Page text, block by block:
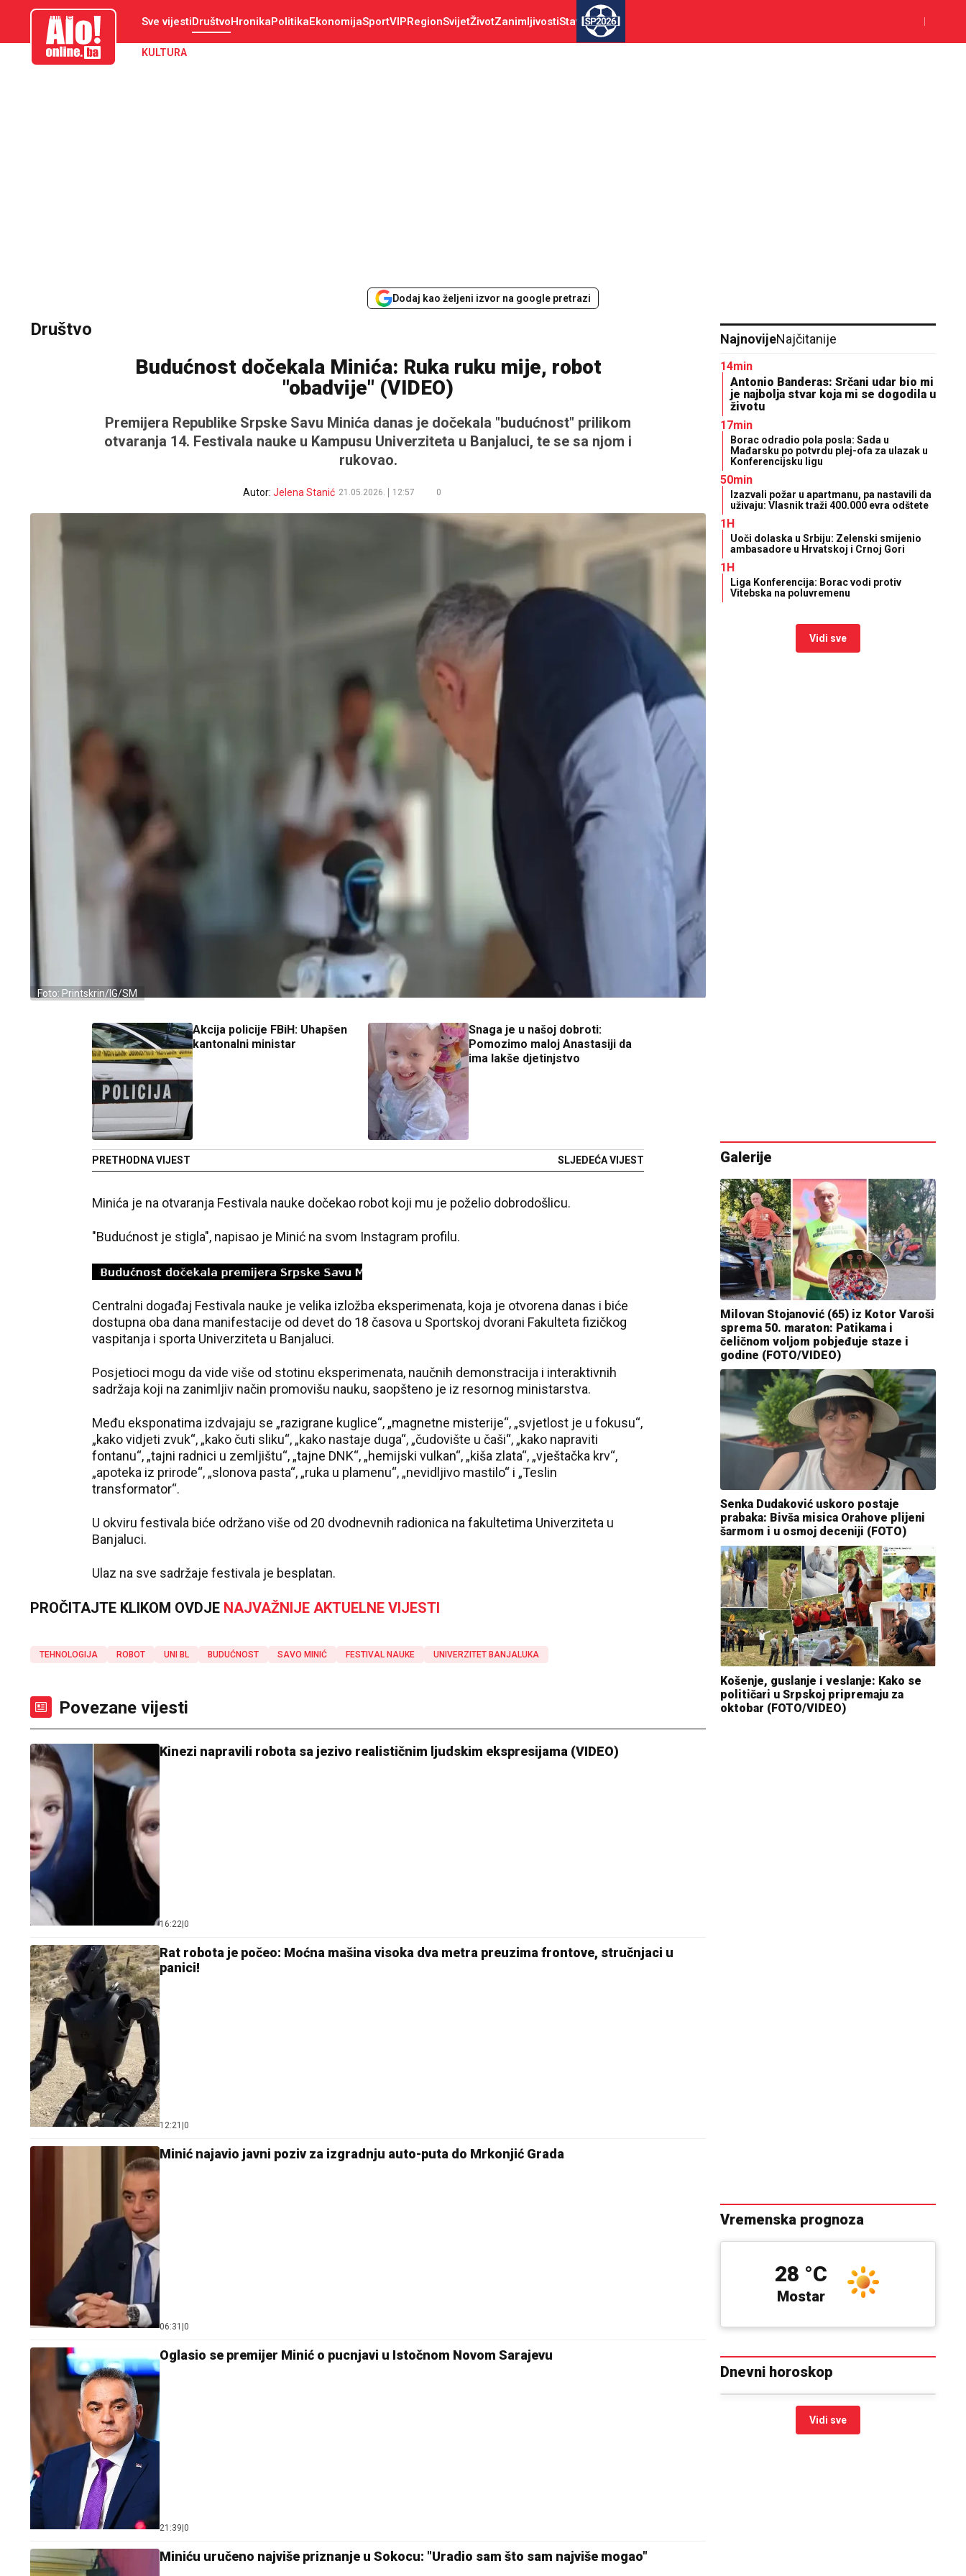
aloonline.ba Sve vijestiDruštvoHronikaPolitikaEkonomijaSportVIPRegionSvijetŽivotZanimljivostiStav SP2026
KULTURA
Dodaj kao željeni izvor na google pretrazi
Društvo
Budućnost dočekala Minića: Ruka ruku mije, robot
"obadvije" (VIDEO)
Premijera Republike Srpske Savu Minića danas je dočekala "budućnost" prilikom
otvaranja 14. Festivala nauke u Kampusu Univerziteta u Banjaluci, te se sa njom i
rukovao.
Autor: Jelena Stanić 21.05.2026. 12:57 0
Foto: Printskrin/IG/SM
Akcija policije FBiH: Uhapšen
kantonalni ministar
PRETHODNA VIJEST
Snaga je u našoj dobroti:
Pomozimo maloj Anastasiji da
ima lakše djetinjstvo
SLJEDEĆA VIJEST
Minića je na otvaranja Festivala nauke dočekao robot koji mu je poželio dobrodošlicu.
"Budućnost je stigla", napisao je Minić na svom Instagram profilu.
Centralni događaj Festivala nauke je velika izložba eksperimenata, koja je otvorena danas i biće
dostupna oba dana manifestacije od devet do 18 časova u Sportskoj dvorani Fakulteta fizičkog
vaspitanja i sporta Univerziteta u Banjaluci.
Posjetioci mogu da vide više od stotinu eksperimenata, naučnih demonstracija i interaktivnih
sadržaja koji na zanimljiv način promovišu nauku, saopšteno je iz resornog ministarstva.
Među eksponatima izdvajaju se „razigrane kuglice“, „magnetne misterije“, „svjetlost je u fokusu“,
„kako vidjeti zvuk“, „kako čuti sliku“, „kako nastaje duga“, „čudovište u čaši“, „kako napraviti
fontanu“, „tajni radnici u zemljištu“, „tajne DNK“, „hemijski vulkan“, „kiša zlata“, „vještačka krv“,
„apoteka iz prirode“, „slonova pasta“, „ruka u plamenu“, „nevidljivo mastilo“ i „Teslin
transformator“.
U okviru festivala biće održano više od 20 dvodnevnih radionica na fakultetima Univerziteta u
Banjaluci.
Ulaz na sve sadržaje festivala je besplatan.
PROČITAJTE KLIKOM OVDJE NAJVAŽNIJE AKTUELNE VIJESTI
TEHNOLOGIJA ROBOT UNI BL BUDUĆNOST SAVO MINIĆ FESTIVAL NAUKE UNIVERZITET BANJALUKA
Povezane vijesti
Kinezi napravili robota sa jezivo realističnim ljudskim ekspresijama (VIDEO)
16:22|0
Rat robota je počeo: Moćna mašina visoka dva metra preuzima frontove, stručnjaci u
panici!
12:21 |0
Minić najavio javni poziv za izgradnju auto-puta do Mrkonjić Grada
06:31 |0
Oglasio se premijer Minić o pucnjavi u Istočnom Novom Sarajevu
21:39|0
Miniću uručeno najviše priznanje u Sokocu: "Uradio sam što sam najviše mogao"
NajnovijeNajčitanije
14min
Antonio Banderas: Srčani udar bio mi
je najbolja stvar koja mi se dogodila u
životu
17min
Borac odradio pola posla: Sada u
Mađarsku po potvrdu plej-ofa za ulazak u
Konferencijsku ligu
50min
Izazvali požar u apartmanu, pa nastavili da
uživaju: Vlasnik traži 400.000 evra odštete
1H
Uoči dolaska u Srbiju: Zelenski smijenio
ambasadore u Hrvatskoj i Crnoj Gori
1H
Liga Konferencija: Borac vodi protiv
Vitebska na poluvremenu
Vidi sve
Galerije
Milovan Stojanović (65) iz Kotor Varoši
sprema 50. maraton: Patikama i
čeličnom voljom pobjeđuje staze i
godine (FOTO/VIDEO)
Senka Dudaković uskoro postaje
prabaka: Bivša misica Orahove plijeni
šarmom i u osmoj deceniji (FOTO)
Košenje, guslanje i veslanje: Kako se
političari u Srpskoj pripremaju za
oktobar (FOTO/VIDEO)
Vremenska prognoza
Mostar
28 °C
Dnevni horoskop
Vidi sve